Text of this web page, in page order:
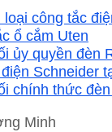
loại công tắc
ổ cắm Uten
ủy quyền đèn
Schneider
chính thức
Minh